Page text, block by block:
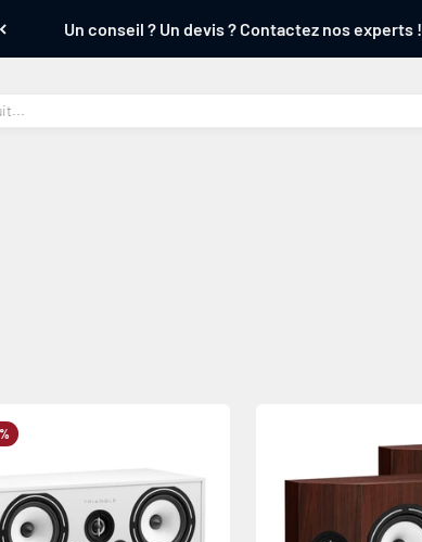
Un conseil ? Un devis ? Contactez nos experts !